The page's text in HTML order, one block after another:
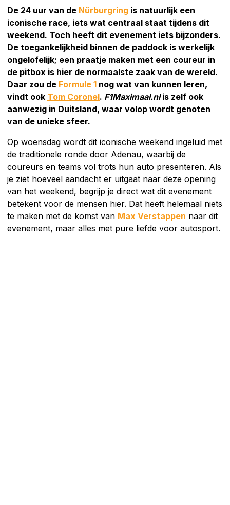
De 24 uur van de Nürburgring is natuurlijk een
iconische race, iets wat centraal staat tijdens dit
weekend. Toch heeft dit evenement iets bijzonders.
De toegankelijkheid binnen de paddock is werkelijk
ongelofelijk; een praatje maken met een coureur in
de pitbox is hier de normaalste zaak van de wereld.
Daar zou de Formule 1 nog wat van kunnen leren,
vindt ook Tom Coronel. F1Maximaal.nlis zelf ook
aanwezig in Duitsland, waar volop wordt genoten
van de unieke sfeer.
Op woensdag wordt dit iconische weekend ingeluid met
de traditionele ronde door Adenau, waarbij de
coureurs en teams vol trots hun auto presenteren. Als
je ziet hoeveel aandacht er uitgaat naar deze opening
van het weekend, begrijp je direct wat dit evenement
betekent voor de mensen hier. Dat heeft helemaal niets
te maken met de komst van Max Verstappen naar dit
evenement, maar alles met pure liefde voor autosport.